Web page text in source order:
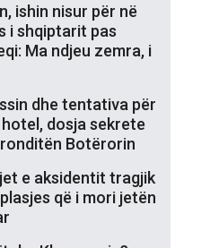
ishin nisur për në
i shqiptarit pas
Ma ndjeu zemra, i
dhe tentativa për
dosja sekrete
Botërorin
e aksidentit tragjik
që i mori jetën